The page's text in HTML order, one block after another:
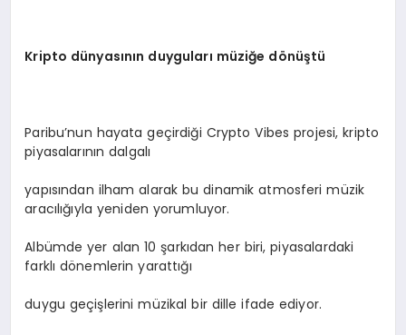
Kripto dünyasının duyguları müziğe dönüştü
Paribu’nun hayata geçirdiği Crypto Vibes projesi, kripto
piyasalarının dalgalı
yapısından ilham alarak bu dinamik atmosferi müzik
aracılığıyla yeniden yorumluyor.
Albümde yer alan 10 şarkıdan her biri, piyasalardaki
farklı dönemlerin yarattığı
duygu geçişlerini müzikal bir dille ifade ediyor.